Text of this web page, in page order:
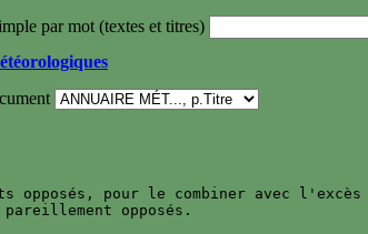
par mot (textes et titres)
opposés, pour le combiner avec
opposés.